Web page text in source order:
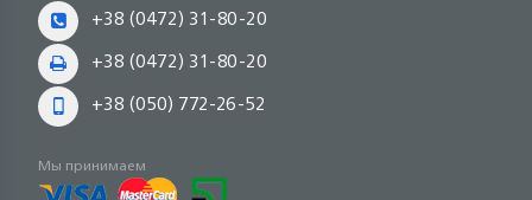
+38 (0472) 31-80-20
+38 (0472) 31-80-20
+38 (050) 772-26-52
Мы принимаем